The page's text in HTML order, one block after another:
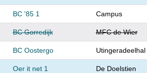
BC '85 1 Campus
BC Gorredijk MFC de Wier
BC Oostergo Utingeradeelhal
Oer it net 1 De Doelstien